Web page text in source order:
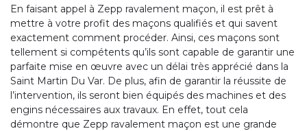
En faisant appel à Zepp ravalement maçon, il est prêt à
mettre à votre profit des maçons qualifiés et qui savent
exactement comment procéder. Ainsi, ces maçons sont
tellement si compétents qu’ils sont capable de garantir une
parfaite mise en œuvre avec un délai très apprécié dans la
Saint Martin Du Var. De plus, afin de garantir la réussite de
l’intervention, ils seront bien équipés des machines et des
engins nécessaires aux travaux. En effet, tout cela
démontre que Zepp ravalement maçon est une grande